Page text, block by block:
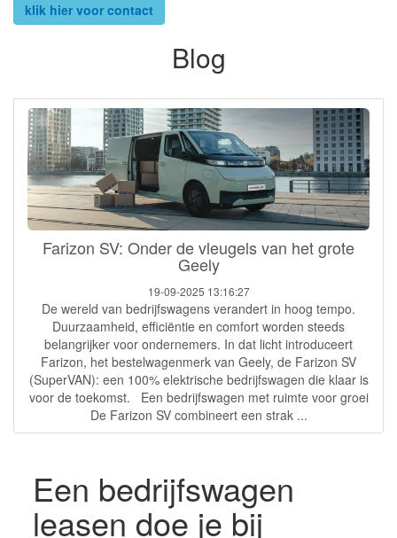
klik hier voor contact
Blog
Farizon SV: Onder de vleugels van het grote
Geely
19-09-2025 13:16:27
De wereld van bedrijfswagens verandert in hoog tempo.
Duurzaamheid, efficiëntie en comfort worden steeds
belangrijker voor ondernemers. In dat licht introduceert
Farizon, het bestelwagenmerk van Geely, de Farizon SV
(SuperVAN): een 100% elektrische bedrijfswagen die klaar is
voor de toekomst. Een bedrijfswagen met ruimte voor groei
De Farizon SV combineert een strak ...
Een bedrijfswagen
leasen doe je bij